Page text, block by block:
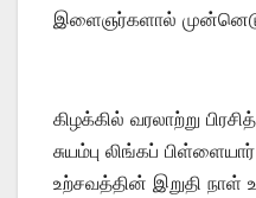
இளைஞர்களால்
கிழக்கில் வரலாற்று
சுயம்பு லிங்கப்
உற்சவத்தின் இறுதி நாள்